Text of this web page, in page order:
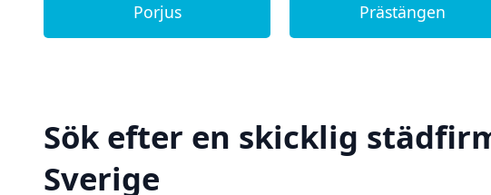
Porjus Prästängen
Sök efter en skicklig
Sverige